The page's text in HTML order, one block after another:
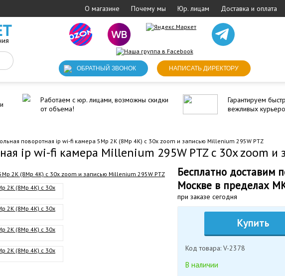
О магазине Почему мы Юр. лицам Доставка и оплата
ОБРАТНЫЙ ЗВОНОК НАПИСАТЬ ДИРЕКТОРУ
Работаем с юр. лицами, возможны скидки
от объема!
Гарантируем
вежливых
поворотная ip wi-fi камера 5Mp 2K (8Mp 4K) c 30x zoom и записью Millenium 295W PTZ
ip wi-fi камера Millenium 295W PTZ c 30x zoom и
Бесплатно доставим
Москве в пределах
при заказе сегодня
Купить
Код товара: V-2378
В наличии